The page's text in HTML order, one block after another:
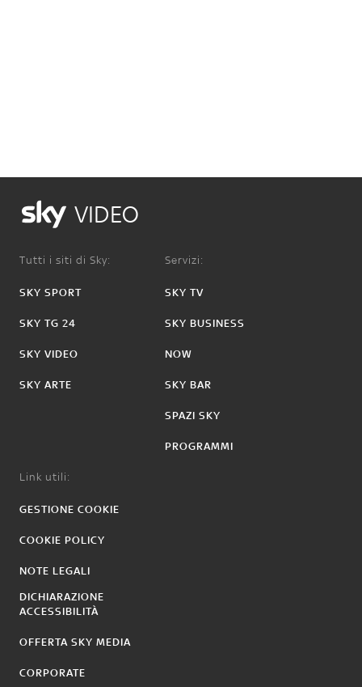
VIDEO
Tutti i siti di Sky:
SKY SPORT
SKY TG 24
SKY VIDEO
SKY ARTE
Servizi:
SKY TV
SKY BUSINESS
NOW
SKY BAR
SPAZI SKY
PROGRAMMI
Link utili:
GESTIONE COOKIE
COOKIE POLICY
NOTE LEGALI
DICHIARAZIONE
ACCESSIBILITÀ
OFFERTA SKY MEDIA
CORPORATE